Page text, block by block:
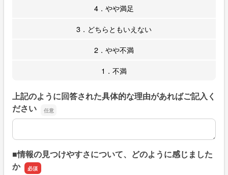
4．やや満足
3．どちらともいえない
2．やや不満
1．不満
上記のように回答された具体的な理由があればご記入く
ださい
上記のように回答された具体的な理由があればご記入くだ
■情報の見つけやすさについて、どのように感じました
か